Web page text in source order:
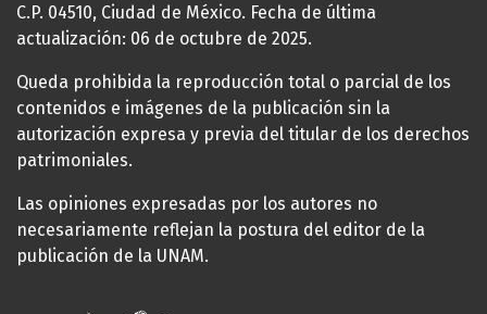
C.P. 04510, Ciudad de México. Fecha de última
actualización: 06 de octubre de 2025.
Queda prohibida la reproducción total o parcial de los
contenidos e imágenes de la publicación sin la
autorización expresa y previa del titular de los derechos
patrimoniales.
Las opiniones expresadas por los autores no
necesariamente reflejan la postura del editor de la
publicación de la UNAM.